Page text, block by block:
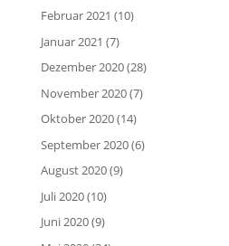
Februar 2021 (10)
Januar 2021 (7)
Dezember 2020(28)
November 2020(7)
Oktober 2020(14)
September 2020(6)
August 2020(9)
Juli 2020(10)
Juni 2020(9)